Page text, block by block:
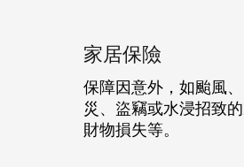
家居保險
保障因意外，如颱風
災、盜竊或水浸招致
財物損失等。